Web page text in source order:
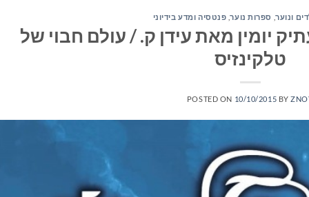
ונוער, ספרות נוער, פנטסיה ומדע בידיוני
יומין מאת עידן ק. / עולם חבוי של
טלקינזיס
POSTED ON 10/10/2015 BY